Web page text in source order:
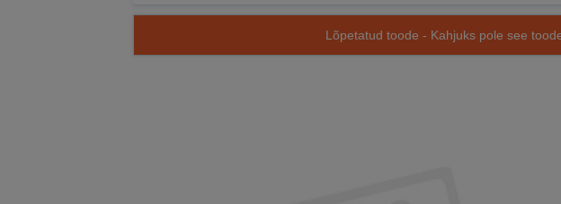
Lõpetatud toode - Kahjuks pole see